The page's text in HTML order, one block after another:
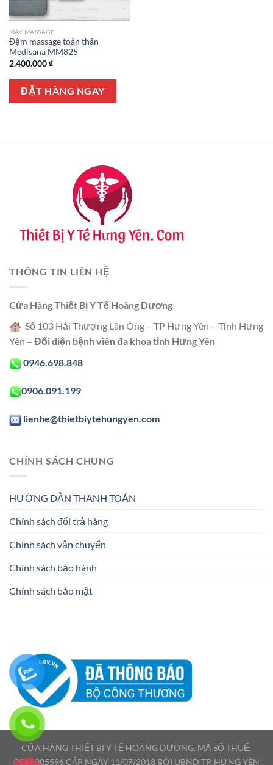
MÁY MASSAGE
Đệm massage toàn thân
Medisana MM825
2.400.000₫
ĐẶT HÀNG NGAY
THÔNG TIN LIÊN HỆ
Cửa Hàng Thiết Bị Y Tế Hoàng Dương
Số 103 Hải Thượng Lãn Ông – TP Hưng Yên – Tỉnh Hưng
Yên – Đối diện bệnh viên đa khoa tỉnh Hưng Yên
0946.698.848
0906.091.199
lienhe@thietbiytehungyen.com
CHÍNH SÁCH CHUNG
HƯỚNG DẪN THANH TOÁN
Chính sách đổi trả hàng
Chính sách vận chuyển
Chính sách bảo hành
Chính sách bảo mật
CỬA HÀNG THIẾT BỊ Y TẾ HOÀNG DƯƠNG. MÃ SỐ THUẾ:
05A8005596 CẤP NGÀY 11/07/2018 BỞI UBND TP. HƯNG YÊN